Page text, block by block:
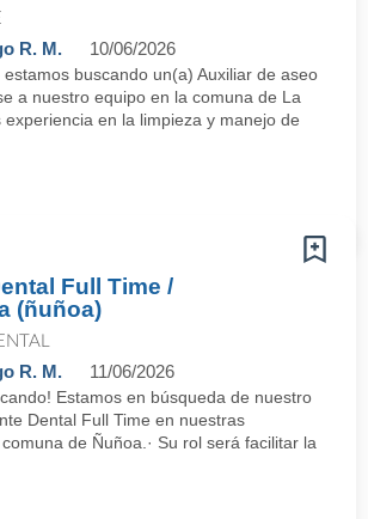
R. M. 10/06/2026
estamos buscando un(a) Auxiliar de aseo
a nuestro equipo en la comuna de La
experiencia en la limpieza y manejo de
Full Time /
(ñuñoa)
R. M. 11/06/2026
Estamos en búsqueda de nuestro
Dental Full Time en nuestras
de Ñuñoa.· Su rol será facilitar la